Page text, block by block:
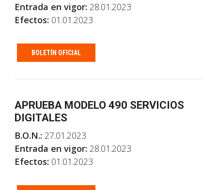
Entrada en vigor: 28.01.2023
Efectos: 01.01.2023
BOLETÍN OFICIAL
APRUEBA MODELO 490 SERVICIOS
DIGITALES
B.O.N.: 27.01.2023
Entrada en vigor: 28.01.2023
Efectos: 01.01.2023